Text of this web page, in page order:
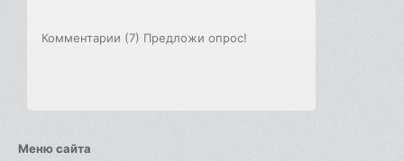
Комментарии (7) Предложи опрос!
Меню сайта